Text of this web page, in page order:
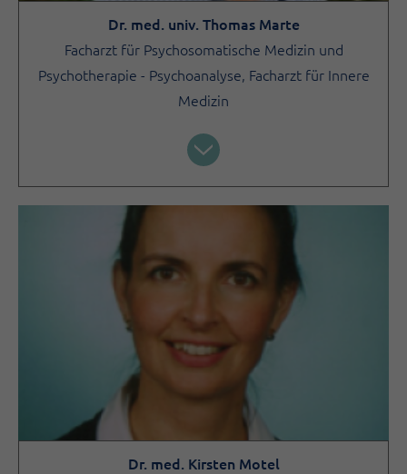
Dr. med. univ. Thomas Marte
Facharzt für Psychosomatische Medizin und
Psychotherapie - Psychoanalyse, Facharzt für Innere
Medizin
Dr. med. Kirsten Motel